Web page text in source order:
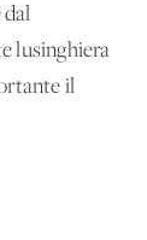
lusinghiera
il